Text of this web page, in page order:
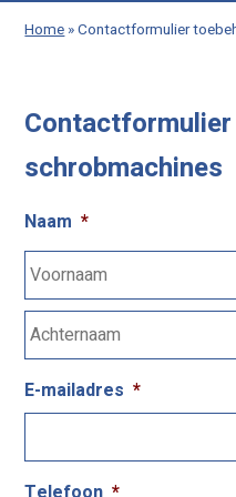
Home»Contactformulier
schrobmachines
Naam *
E-mailadres *